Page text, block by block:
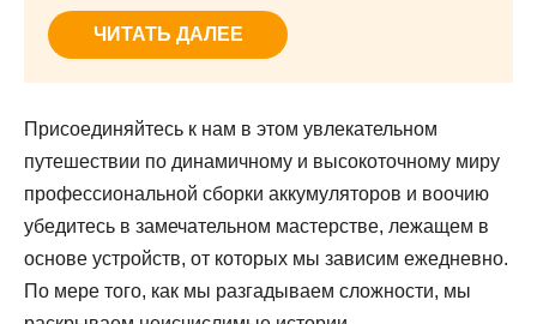
ЧИТАТЬ ДАЛЕЕ
Присоединяйтесь к нам в этом увлекательном
путешествии по динамичному и высокоточному миру
профессиональной сборки аккумуляторов и воочию
убедитесь в замечательном мастерстве, лежащем в
основе устройств, от которых мы зависим ежедневно.
По мере того, как мы разгадываем сложности, мы